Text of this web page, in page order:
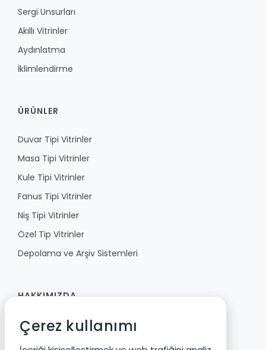
Sergi Unsurları
Akıllı Vitrinler
Aydınlatma
İklimlendirme
ÜRÜNLER
Duvar Tipi Vitrinler
Masa Tipi Vitrinler
Kule Tipi Vitrinler
Fanus Tipi Vitrinler
Niş Tipi Vitrinler
Özel Tip Vitrinler
Depolama ve Arşiv Sistemleri
HAKKIMIZDA
Fibula
Vizyon ve Değerler
Çerez kullanımı